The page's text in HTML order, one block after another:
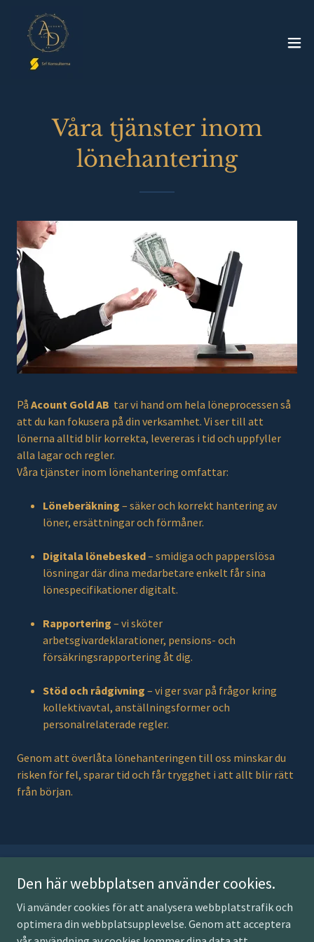
Våra tjänster inom
lönehantering
På Acount Gold AB tar vi hand om hela löneprocessen så
att du kan fokusera på din verksamhet. Vi ser till att
lönerna alltid blir korrekta, levereras i tid och uppfyller
alla lagar och regler.
Våra tjänster inom lönehantering omfattar:
Löneberäkning – säker och korrekt hantering av
löner, ersättningar och förmåner.
Digitala lönebesked– smidiga och papperslösa
lösningar där dina medarbetare enkelt får sina
lönespecifikationer digitalt.
Rapportering – vi sköter
arbetsgivardeklarationer, pensions- och
försäkringsrapportering åt dig.
Stöd och rådgivning – vi ger svar på frågor kring
kollektivavtal, anställningsformer och
personalrelaterade regler.
Genom att överlåta lönehanteringen till oss minskar du
risken för fel, sparar tid och får trygghet i att allt blir rätt
från början.
Tel: 08-992474
info@accountgold.se
Den här webbplatsen använder cookies.
Vi använder cookies för att analysera webbplatstrafik och
optimera din webbplatsupplevelse. Genom att acceptera